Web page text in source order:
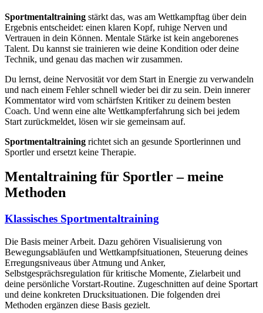
Sportmentaltraining stärkt das, was am Wettkampftag über dein
Ergebnis entscheidet: einen klaren Kopf, ruhige Nerven und
Vertrauen in dein Können. Mentale Stärke ist kein angeborenes
Talent. Du kannst sie trainieren wie deine Kondition oder deine
Technik, und genau das machen wir zusammen.
Du lernst, deine Nervosität vor dem Start in Energie zu verwandeln
und nach einem Fehler schnell wieder bei dir zu sein. Dein innerer
Kommentator wird vom schärfsten Kritiker zu deinem besten
Coach. Und wenn eine alte Wettkampferfahrung sich bei jedem
Start zurückmeldet, lösen wir sie gemeinsam auf.
Sportmentaltraining richtet sich an gesunde Sportlerinnen und
Sportler und ersetzt keine Therapie.
Mentaltraining für Sportler – meine
Methoden
Klassisches Sportmentaltraining
Die Basis meiner Arbeit. Dazu gehören Visualisierung von
Bewegungsabläufen und Wettkampfsituationen, Steuerung deines
Erregungsniveaus über Atmung und Anker,
Selbstgesprächsregulation für kritische Momente, Zielarbeit und
deine persönliche Vorstart-Routine. Zugeschnitten auf deine Sportart
und deine konkreten Drucksituationen. Die folgenden drei
Methoden ergänzen diese Basis gezielt.